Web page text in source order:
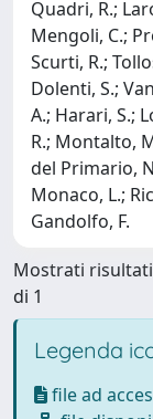
Quadri, R.;
Mengoli, C.;
Scurti, R.;
Dolenti, S.;
A.; Harari, S.;
R.; Montalto,
del Primario,
Monaco, L.;
Gandolfo, F.
Mostrati risultati
di 1
Legenda
file ad